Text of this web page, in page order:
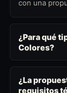
con una
¿Para qué
Colores?
¿La
requisitos